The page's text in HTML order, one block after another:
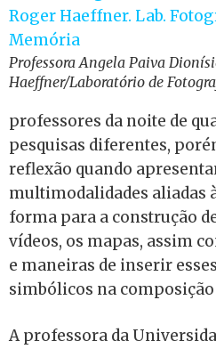
Professora Angela Paiva
Haeffner/Laboratório de
professores da noite de
pesquisas diferentes,
reflexão quando
multimodalidades aliadas
forma para a construção
vídeos, os mapas, assim
e maneiras de inserir
simbólicos na
A professora da